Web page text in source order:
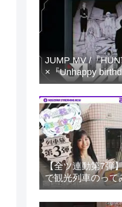
JUMP MV /『
×『Unhappy
【全ツ連動第7弾
で観光列車のって
車旅第3弾】